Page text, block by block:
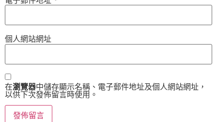
個人網站網址
在瀏覽器中儲存顯示名稱、電子郵件地址及個人網站網址，
以供下次發佈留言時使用。